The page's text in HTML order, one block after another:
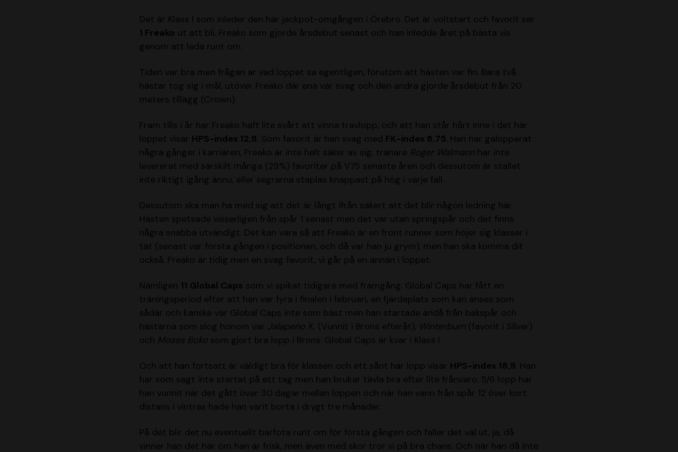
Det är Klass I som inleder den här jackpot-omgången i Örebro. Det är voltstart och favorit ser
1 Freako ut att bli, Freako som gjorde årsdebut senast och han inledde året på bästa vis
genom att leda runt om.
Tiden var bra men frågan är vad loppet sa egentligen, förutom att hästen var fin. Bara två
hästar tog sig i mål, utöver Freako där ena var svag och den andra gjorde årsdebut från 20
meters tillägg (Crown).
Fram tills i år har Freako haft lite svårt att vinna travlopp, och att han står hårt inne i det här
loppet visar HPS-index 12,8 . Som favorit är han svag med FK-index 8,75 . Han har galopperat
några gånger i karriären, Freako är inte helt säker av sig, tränare Roger Walmann har inte
levererat med särskilt många (29%) favoriter på V75 senaste åren och dessutom är stallet
inte riktigt igång ännu, eller segrarna staplas knappast på hög i varje fall.
Dessutom ska man ha med sig att det är långt ifrån säkert att det blir någon ledning här.
Hästen spetsade visserligen från spår 1 senast men det var utan springspår och det finns
några snabba utvändigt. Det kan vara så att Freako är en front runner som höjer sig klasser i
tät (senast var första gången i positionen, och då var han ju grym), men han ska komma dit
också. Freako är tidig men en svag favorit, vi går på en annan i loppet.
Nämligen 11 Global Caps som vi spikat tidigare med framgång. Global Caps har fått en
träningsperiod efter att han var fyra i finalen i februari, en fjärdeplats som kan anses som
sådär och kanske var Global Caps inte som bäst men han startade ändå från bakspår och
hästarna som slog honom var Jalapeno K. (Vunnit i Brons efteråt), Winterburn (favorit i Silver)
och Moses Boko som gjort bra lopp i Brons. Global Caps är kvar i Klass I.
Och att han fortsatt är väldigt bra för klassen och ett sånt här lopp visar HPS-index 18,9 . Han
har som sagt inte startat på ett tag men han brukar tävla bra efter lite frånvaro. 5/6 lopp har
han vunnit när det gått över 30 dagar mellan loppen och när han vann från spår 12 över kort
distans i vintras hade han varit borta i drygt tre månader.
På det blir det nu eventuellt barfota runt om för första gången och faller det väl ut, ja, då
vinner han det här om han är frisk, men även med skor tror vi på bra chans. Och när han då inte